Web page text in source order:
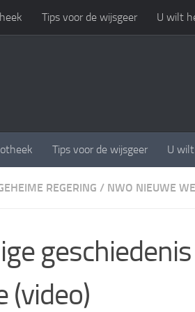
Tips voor de wijsgeer U wilt
Tips voor de wijsgeer U
REGERING / NWO NIEUWE
(video)